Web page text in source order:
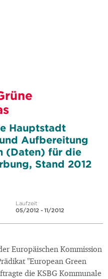
Hauptstadt
Aufbereitung
(Daten) für die
Stand 2012
Laufzeit
05/2012 - 11/2012
Europäischen Kommission
"European Green
die KSBG Kommunale